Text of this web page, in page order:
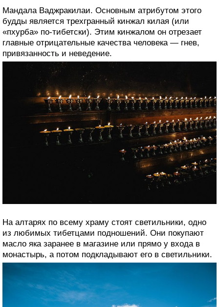
Мандала Ваджракилаи. Основным атрибутом этого
будды является трехгранный кинжал килая (или
«пхурба» по-тибетски). Этим кинжалом он отрезает
главные отрицательные качества человека — гнев,
привязанность и неведение.
На алтарях по всему храму стоят светильники, одно
из любимых тибетцами подношений. Они покупают
масло яка заранее в магазине или прямо у входа в
монастырь, а потом подкладывают его в светильники.